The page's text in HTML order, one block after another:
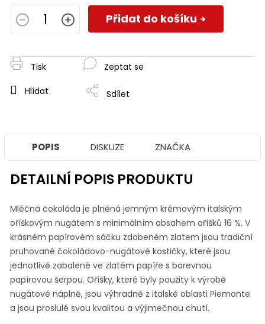
Měrná
cena:
Přidat do košíku
Tisk Zeptat se
Hlídat Sdílet
POPIS DISKUZE ZNAČKA
DETAILNÍ POPIS PRODUKTU
Mléčná čokoláda je plněná jemným krémovým italským
oříškovým nugátem s minimálním obsahem oříšků 16 %. V
krásném papírovém sáčku zdobeném zlatem jsou tradiční
pruhované čokoládovo-nugátové kostičky, které jsou
jednotlivě zabalené ve zlatém papíře s barevnou
papírovou šerpou. Oříšky, které byly použity k výrobě
nugátové náplně, jsou výhradně z italské oblasti Piemonte
a jsou proslulé svou kvalitou a výjimečnou chutí.